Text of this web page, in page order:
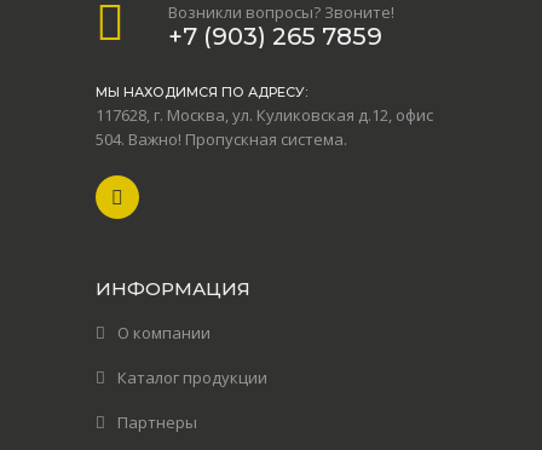
Возникли вопросы? Звоните!
+7 (903) 265 7859
МЫ НАХОДИМСЯ ПО АДРЕСУ:
117628, г. Москва, ул. Куликовская д.12, офис
504. Важно! Пропускная система.
ИНФОРМАЦИЯ
О компании
Каталог продукции
Партнеры